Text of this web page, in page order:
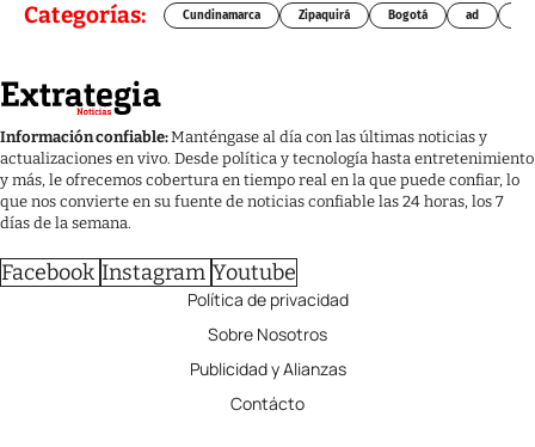
Categorías: Cundinamarca Zipaquirá Bogotá ad
Información confiable:Manténgase al día con las últimas noticias y
actualizaciones en vivo. Desde política y tecnología hasta entretenimiento
y más, le ofrecemos cobertura en tiempo real en la que puede confiar, lo
que nos convierte en su fuente de noticias confiable las 24 horas, los 7
días de la semana.
Facebook Instagram Youtube
Política de privacidad
Sobre Nosotros
Publicidad y Alianzas
Contácto